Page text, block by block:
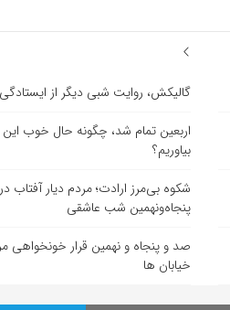
گالیکش، روایت شبی دیگر از
اربعین تمام شد، چگونه حال خوب این
بیاوریم؟
شکوه بی‌مرز ارادت؛ مردم دیار آفتاب
پنجاه‌ونهمین شب عاشقی
صد و پنجاه و نهمین قرار خونخواهی
خیابان ها